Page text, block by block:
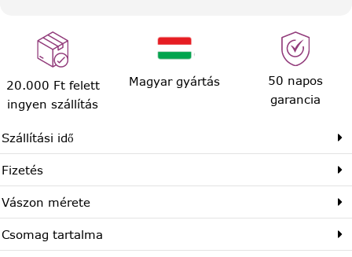
20.000 Ft felett
ingyen szállítás
Magyar gyártás
50 napos
garancia
Szállítási idő
Fizetés
Vászon mérete
Csomag tartalma